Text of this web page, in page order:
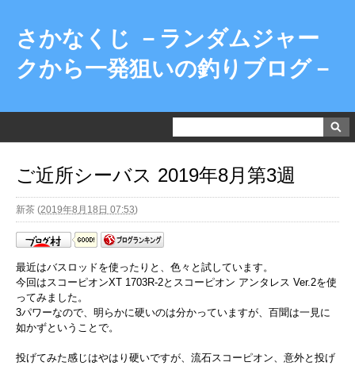
さかなくじ －ランダムジャー
クから一発狙いの釣りブログ－
ご近所シーバス 2019年8月第3週
新茶 (2019年8月18日 07:53)
最近はバスロッドを使ったりと、色々と試しています。
今回はスコーピオンXT 1703R-2とスコーピオン アンタレス Ver.2を使
ってみました。
3パワーなので、明らかに硬いのは分かっていますが、百聞は一見に
如かずということで。
投げてみた感じはやはり硬いですが、流石スコーピオン、意外と投げ